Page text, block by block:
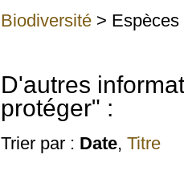
Biodiversité >
D'autres
protéger" :
Trier par : Date, Titre